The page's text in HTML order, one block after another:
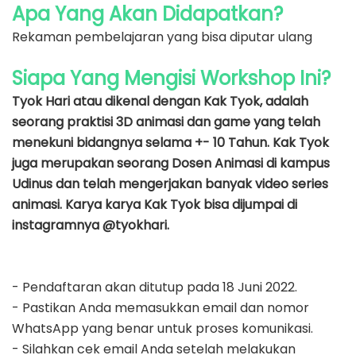
Apa Yang Akan Didapatkan?
Rekaman pembelajaran yang bisa diputar ulang
Siapa Yang Mengisi Workshop Ini?
Tyok Hari atau dikenal dengan Kak Tyok, adalah
seorang praktisi 3D animasi dan game yang telah
menekuni bidangnya selama +- 10 Tahun. Kak Tyok
juga merupakan seorang Dosen Animasi di kampus
Udinus dan telah mengerjakan banyak video series
animasi. Karya karya Kak Tyok bisa dijumpai di
instagramnya @tyokhari.
- Pendaftaran akan ditutup pada 18 Juni 2022.
- Pastikan Anda memasukkan email dan nomor
WhatsApp yang benar untuk proses komunikasi.
- Silahkan cek email Anda setelah melakukan